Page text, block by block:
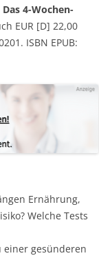
4-Wochen-
EUR [D] 22,00
ISBN EPUB:
Ernährung,
Welche Tests
einer gesünderen